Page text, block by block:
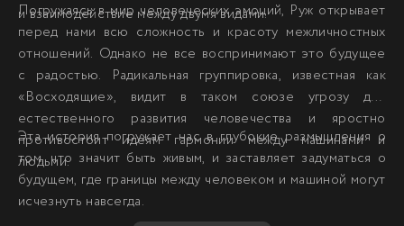
и взаимодействие между двумя видами.
Погружаясь в мир человеческих эмоций, Руж открывает
перед нами всю сложность и красоту межличностных
отношений. Однако не все воспринимают это будущее
с радостью. Радикальная группировка, известная как
«Восходящие», видит в таком союзе угрозу для
естественного развития человечества и яростно
противостоит идеям гармонии между машинами и
людьми.
Эта история погружает нас в глубокие размышления о
том, что значит быть живым, и заставляет задуматься о
будущем, где границы между человеком и машиной могут
исчезнуть навсегда.